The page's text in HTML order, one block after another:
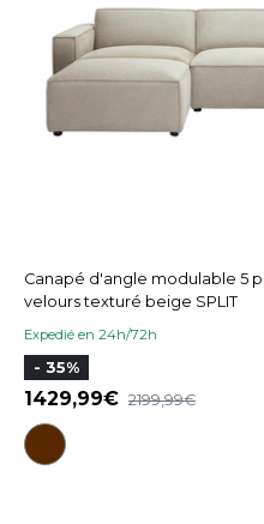
Canapé d'angle modulable 5
velours texturé beige SPLIT
Expedié en 24h/72h
- 35%
1429,99 2199,99